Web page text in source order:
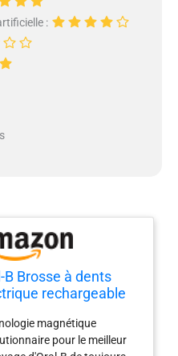
:
B Brosse à dents
rechargeable
affichage
intelligence
magnétique
pour le meilleur